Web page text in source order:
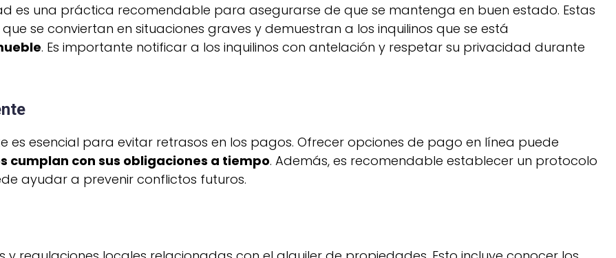
es una práctica recomendable para asegurarse de que se mantenga en buen estado. Estas
se conviertan en situaciones graves y demuestran a los inquilinos que se está
. Es importante notificar a los inquilinos con antelación y respetar su privacidad durante
esencial para evitar retrasos en los pagos. Ofrecer opciones de pago en línea puede
cumplan con sus obligaciones a tiempo. Además, es recomendable establecer un protocolo
ayudar a prevenir conflictos futuros.